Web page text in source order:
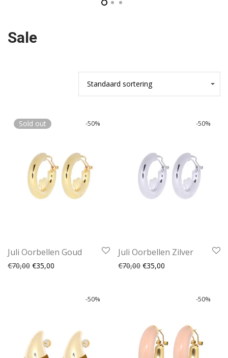
Sale
-50%
Sold out
Juli Oorbellen Goud
€70,00 Oorspronkelijke prijs was: €70,00.
€35,00 Huidige prijs is: €35,00.
-50%
Juli Oorbellen Zilver
€70,00 Oorspronkelijke prijs
€35,00
-50% -50%